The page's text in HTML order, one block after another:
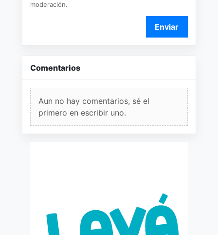
moderación.
Enviar
Comentarios
Aun no hay comentarios, sé el
primero en escribir uno.